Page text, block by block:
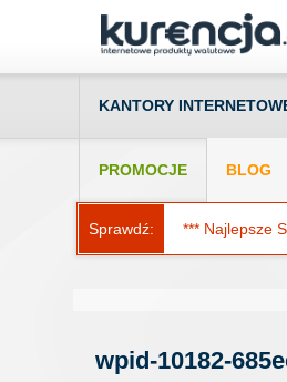
KANTORY
PROMOCJE BLOG
Sprawdź: *** Najlepsze
wpid-10182-